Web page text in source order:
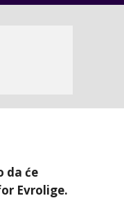
da će
Evrolige.